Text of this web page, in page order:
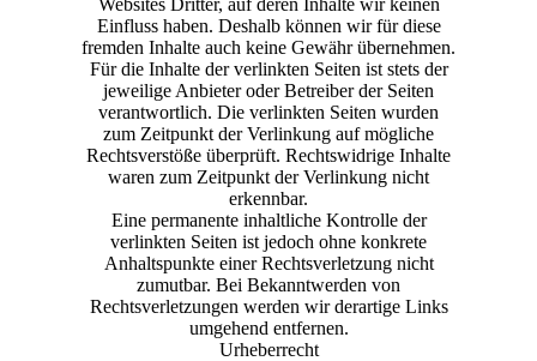
Websites Dritter, auf deren Inhalte wir keinen
Einfluss haben. Deshalb können wir für diese
fremden Inhalte auch keine Gewähr übernehmen.
Für die Inhalte der verlinkten Seiten ist stets der
jeweilige Anbieter oder Betreiber der Seiten
verantwortlich. Die verlinkten Seiten wurden
zum Zeitpunkt der Verlinkung auf mögliche
Rechtsverstöße überprüft. Rechtswidrige Inhalte
waren zum Zeitpunkt der Verlinkung nicht
erkennbar.
Eine permanente inhaltliche Kontrolle der
verlinkten Seiten ist jedoch ohne konkrete
Anhaltspunkte einer Rechtsverletzung nicht
zumutbar. Bei Bekanntwerden von
Rechtsverletzungen werden wir derartige Links
umgehend entfernen.
Urheberrecht